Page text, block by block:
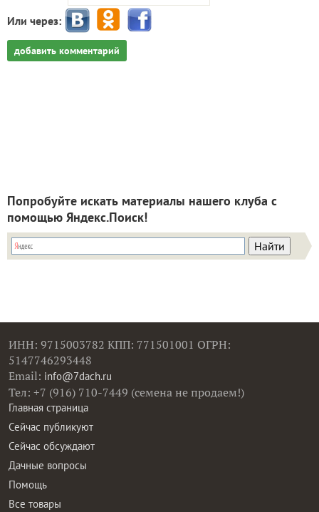
Или через:
добавить комментарий
Попробуйте искать материалы нашего клуба с
помощью Яндекс.Поиск!
ИНН: 9715003782 КПП: 771501001 ОГРН:
5147746293448
Email: info@7dach.ru
Тел: +7 (916) 710-7449 (семена не продаем!)
Главная страница
Сейчас публикуют
Сейчас обсуждают
Дачные вопросы
Помощь
Все товары